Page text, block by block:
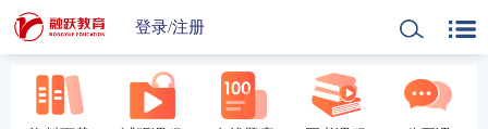
登录/注册